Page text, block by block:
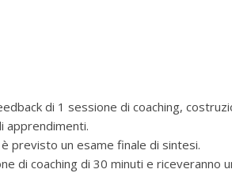
di 1 sessione di coaching,
apprendimenti.
previsto un esame finale di sintesi.
di coaching di 30 minuti e riceveranno